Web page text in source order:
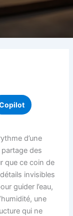
d’une
des
que ce coin de
invisibles
guider l’eau,
une
qui ne